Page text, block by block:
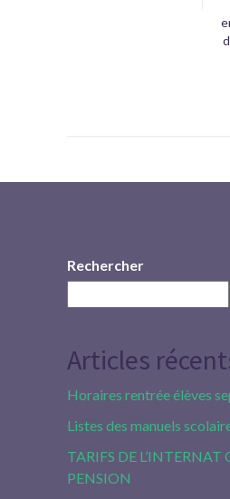
Rechercher
Articles
Horaires rentrée élèves
Listes des manuels
TARIFS DE
PENSION